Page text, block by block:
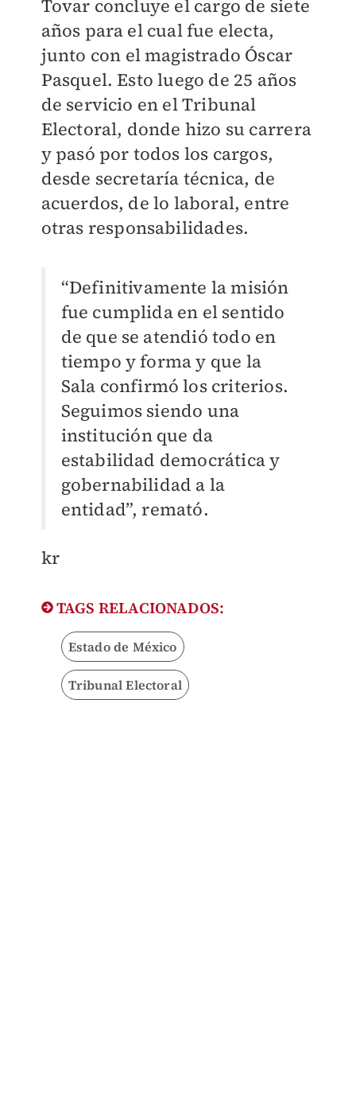
Tovar concluye el cargo de siete
años para el cual fue electa,
junto con el magistrado Óscar
Pasquel. Esto luego de 25 años
de servicio en el Tribunal
Electoral, donde hizo su carrera
y pasó por todos los cargos,
desde secretaría técnica, de
acuerdos, de lo laboral, entre
otras responsabilidades.
“Definitivamente la misión
fue cumplida en el sentido
de que se atendió todo en
tiempo y forma y que la
Sala confirmó los criterios.
Seguimos siendo una
institución que da
estabilidad democrática y
gobernabilidad a la
entidad”, remató.
kr
TAGS RELACIONADOS:
Estado de México
Tribunal Electoral